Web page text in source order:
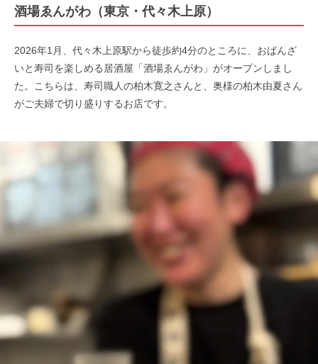
酒場ゑんがわ（東京・代々木上原）
2026年1月、代々木上原駅から徒歩約4分のところに、おばんざ
いと寿司を楽しめる居酒屋「酒場ゑんがわ」がオープンしまし
た。こちらは、寿司職人の柏木寛之さんと、奥様の柏木由夏さん
がご夫婦で切り盛りするお店です。